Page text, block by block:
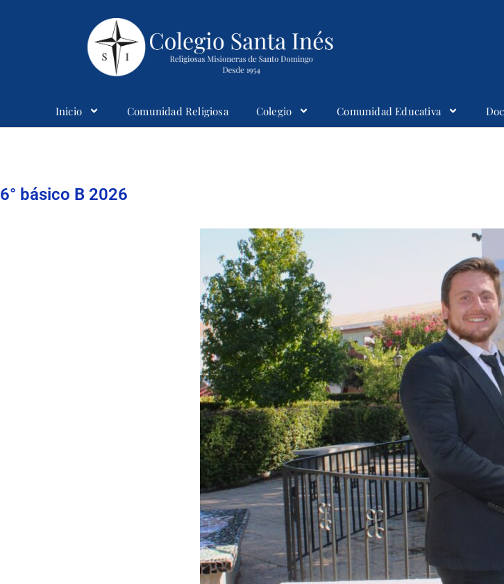
Inicio Comunidad Religiosa Colegio Comunidad Educativa
6° básico B 2026